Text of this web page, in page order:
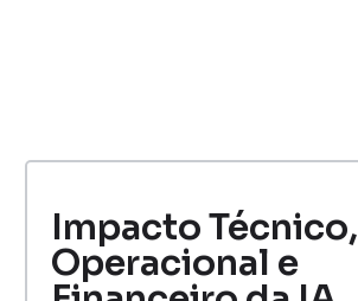
Impacto Técnico,
Operacional e